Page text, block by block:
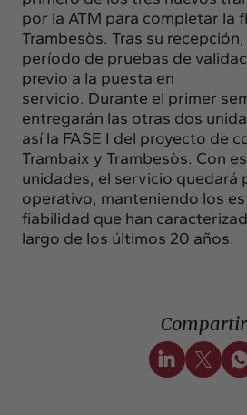
por la ATM para completar la
Trambesòs. Tras su
período de pruebas de
previo a la puesta en
servicio. Durante el primer
entregarán las otras dos
así la FASE I del proyecto de
Trambaix y Trambesòs. Con
unidades, el servicio quedará
operativo, manteniendo los
fiabilidad que han
largo de los últimos 20 años.
Compartir